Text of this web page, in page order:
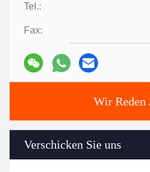
Tel.:
Fax:
Wir Reden
Verschicken Sie uns